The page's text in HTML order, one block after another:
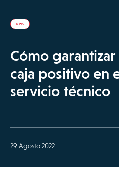
KPIS
Cómo
caja positivo en
servicio técnico
29 Agosto 2022